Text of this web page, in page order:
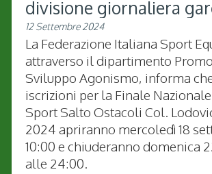
divisione giornaliera
12 Settembre 2024
La Federazione Italiana Sport
attraverso il dipartimento
Sviluppo Agonismo, informa
iscrizioni per la Finale
Sport Salto Ostacoli Col.
2024 apriranno mercoledì 18
10:00 e chiuderanno domenica
alle 24:00.